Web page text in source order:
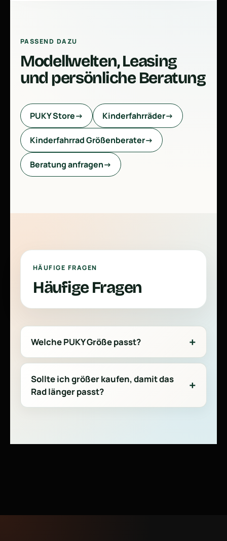
PASSEND DAZU
Modellwelten, Leasing
und persönliche Beratung
PUKY Store→ Kinderfahrräder→
Kinderfahrrad Größenberater→
Beratung anfragen→
HÄUFIGE FRAGEN
Häufige Fragen
Welche PUKY Größe passt?
Sollte ich größer kaufen, damit das
Rad länger passt?